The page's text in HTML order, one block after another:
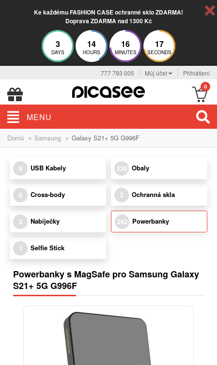
Ke každému FASHION CASE ochranné sklo ZDARMA!
Doprava ZDARMA nad 1300 Kč
3
DAYS
14
HOURS
16
MINUTES
15
SECONDS
777 793 005 Můj účet Přihlášení
0
MENU
Domů » Samsung » Galaxy S21+ 5G G996F
6 USB Kabely 238 Obaly
6 Cross-body 2 Ochranná skla
2 Nabíječky 242 Powerbanky
1 Selfie Stick
Powerbanky s MagSafe pro Samsung Galaxy
S21+ 5G G996F